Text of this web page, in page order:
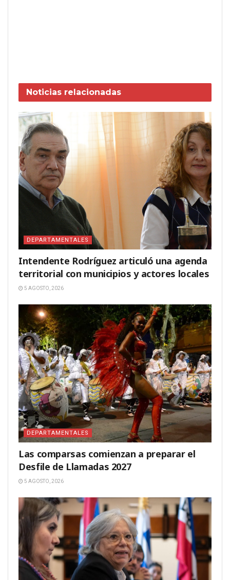
Noticias relacionadas
DEPARTAMENTALES
Intendente Rodríguez articuló una agenda
territorial con municipios y actores locales
5 AGOSTO, 2026
DEPARTAMENTALES
Las comparsas comienzan a preparar el
Desfile de Llamadas 2027
5 AGOSTO, 2026